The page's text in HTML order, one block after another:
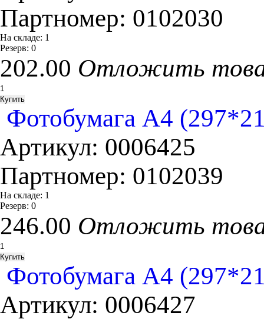
Партномер: 0102030
На складе: 1
Резерв: 0
202.00 Отложить
Фотобумага A4
Артикул: 0006425
Партномер: 0102039
На складе: 1
Резерв: 0
246.00 Отложить
Фотобумага A4
Артикул: 0006427